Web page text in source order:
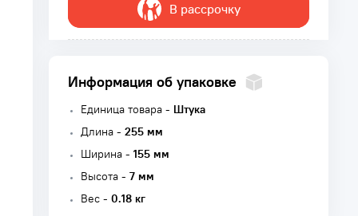
В рассрочку
Информация об упаковке
Единица товара - Штука
Длина - 255 мм
Ширина - 155 мм
Высота - 7 мм
Вес - 0.18 кг